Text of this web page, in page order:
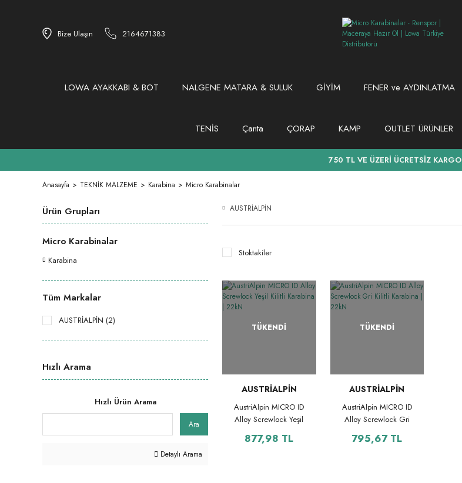
Bize Ulaşın 2164671383
LOWA AYAKKABI & BOT NALGENE MATARA & SULUK GİYİM FENER ve AYDINLATMA
TENİS Çanta ÇORAP KAMP OUTLET ÜRÜNLER
750 TL VE ÜZERİ ÜCRETSİZ KARGO
Anasayfa TEKNİK MALZEME Karabina Micro Karabinalar
Ürün Grupları
Micro Karabinalar
Karabina
Tüm Markalar
AUSTRİALPİN (2)
Hızlı Arama
Hızlı Ürün Arama
Ara
Detaylı Arama
AUSTRİALPİN
Stoktakiler
TÜKENDİ
AUSTRİALPİN
AustriAlpin MICRO ID
Alloy Screwlock Yeşil
877,98 TL
TÜKENDİ
AUSTRİALPİN
AustriAlpin MICRO ID
Alloy Screwlock Gri
795,67 TL